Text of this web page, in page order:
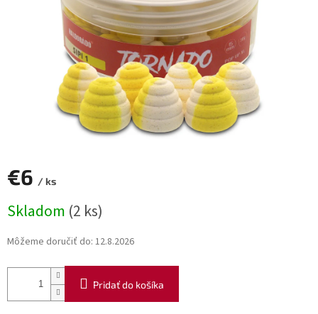
€6 / ks
cena:
Skladom (2 ks)
Môžeme doručiť do: 12.8.2026
Pridať do košíka